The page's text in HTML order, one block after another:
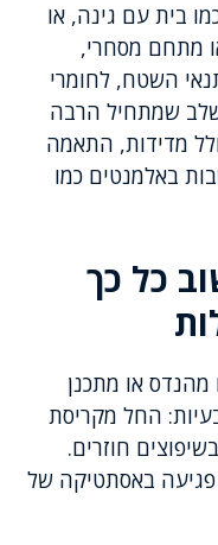
בית עם גינה, או
מתחם מסחרי,
השטח, לחומרי
שלב שמתחיל הרבה
מדידות, התאמה
באלמנטים כמו
כל כך
או מתכנן
החל מקריסת
חוזרים.
פגיעה באסתטיקה של